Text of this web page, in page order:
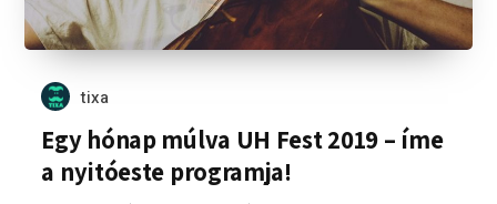
tixa
Egy hónap múlva UH Fest 2019 – íme
a nyitóeste programja!